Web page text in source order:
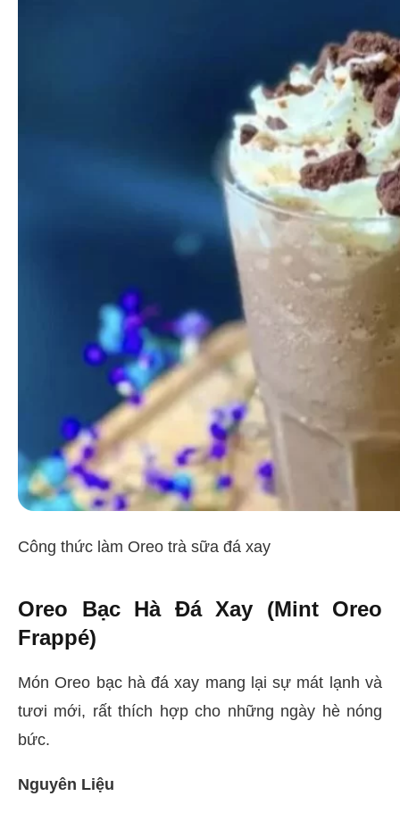
Công thức làm Oreo trà sữa đá xay
Oreo Bạc Hà Đá Xay (Mint Oreo
Frappé)
Món Oreo bạc hà đá xay mang lại sự mát lạnh và
tươi mới, rất thích hợp cho những ngày hè nóng
bức.
Nguyên Liệu